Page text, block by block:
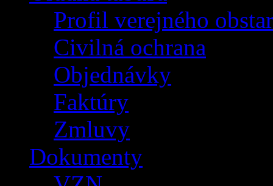
Profil verejného
Civilná ochrana
Objednávky
Faktúry
Zmluvy
Dokumenty